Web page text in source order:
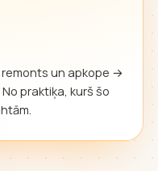
un apkope →
praktiķa, kurš šo